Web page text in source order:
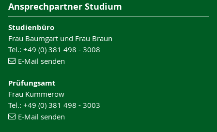
Ansprechpartner Studium
Studienbüro
Frau Baumgart und Frau Braun
Tel.: +49 (0) 381 498 - 3008
E-Mail senden
Prüfungsamt
Frau Kummerow
Tel.: +49 (0) 381 498 - 3003
E-Mail senden